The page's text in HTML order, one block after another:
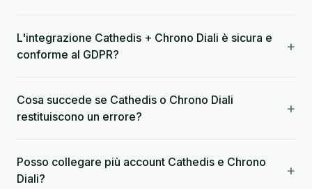
L'integrazione Cathedis + Chrono Diali è sicura e
conforme al GDPR?
+
Cosa succede se Cathedis o Chrono Diali
restituiscono un errore?
+
Posso collegare più account Cathedis e Chrono
Diali?
+